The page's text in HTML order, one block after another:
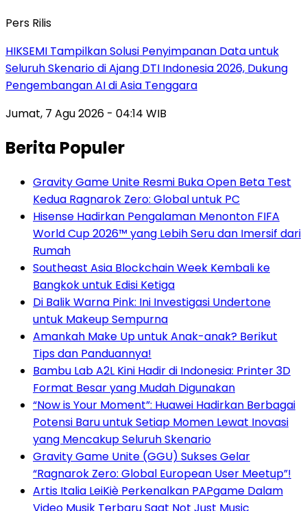
Pers Rilis
HIKSEMI Tampilkan Solusi Penyimpanan Data untuk
Seluruh Skenario di Ajang DTI Indonesia 2026, Dukung
Pengembangan AI di Asia Tenggara
Jumat, 7 Agu 2026 - 04:14 WIB
Berita Populer
Gravity Game Unite Resmi Buka Open Beta Test
Kedua Ragnarok Zero: Global untuk PC
Hisense Hadirkan Pengalaman Menonton FIFA
World Cup 2026™ yang Lebih Seru dan Imersif dari
Rumah
Southeast Asia Blockchain Week Kembali ke
Bangkok untuk Edisi Ketiga
Di Balik Warna Pink: Ini Investigasi Undertone
untuk Makeup Sempurna
Amankah Make Up untuk Anak-anak? Berikut
Tips dan Panduannya!
Bambu Lab A2L Kini Hadir di Indonesia: Printer 3D
Format Besar yang Mudah Digunakan
“Now is Your Moment”: Huawei Hadirkan Berbagai
Potensi Baru untuk Setiap Momen Lewat Inovasi
yang Mencakup Seluruh Skenario
Gravity Game Unite (GGU) Sukses Gelar
“Ragnarok Zero: Global European User Meetup”!
Artis Italia LeiKiè Perkenalkan PAPgame Dalam
Video Musik Terbaru Saat Not Just Music